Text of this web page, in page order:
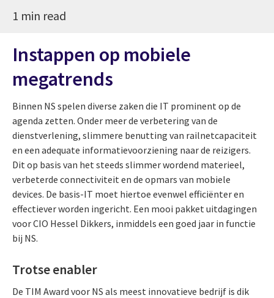
1 min read
Instappen op mobiele
megatrends
Binnen NS spelen diverse zaken die IT prominent op de
agenda zetten. Onder meer de verbetering van de
dienstverlening, slimmere benutting van railnetcapaciteit
en een adequate informatievoorziening naar de reizigers.
Dit op basis van het steeds slimmer wordend materieel,
verbeterde connectiviteit en de opmars van mobiele
devices. De basis-IT moet hiertoe evenwel efficiënter en
effectiever worden ingericht. Een mooi pakket uitdagingen
voor CIO Hessel Dikkers, inmiddels een goed jaar in functie
bij NS.
Trotse enabler
De TIM Award voor NS als meest innovatieve bedrijf is dik